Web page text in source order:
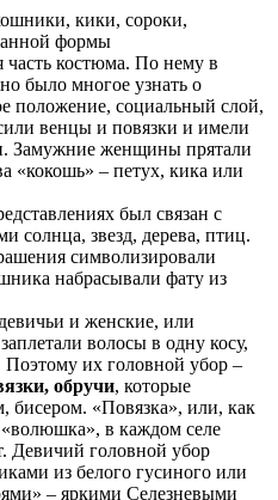
кики, сороки,
формы
часть костюма. По нему в
было многое узнать о
положение, социальный слой,
венцы и повязки и имели
Замужние женщины прятали
«кокошь» – петух, кика или
был связан с
солнца, звезд, дерева, птиц.
символизировали
набрасывали фату из
и женские, или
волосы в одну косу,
их головной убор –
обручи, которые
бисером. «Повязка», или, как
«волюшка», в каждом селе
Девичий головной убор
из белого гусиного или
– яркими Селезневыми